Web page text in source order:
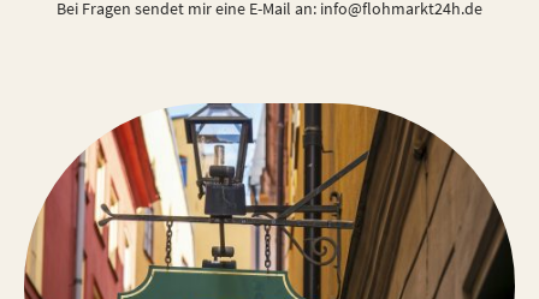
Bei Fragen sendet mir eine E-Mail an: info@flohmarkt24h.de